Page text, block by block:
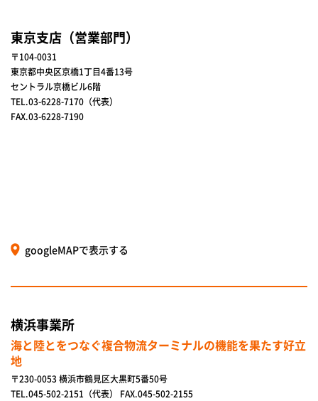
東京支店（営業部門）
〒104-0031
東京都中央区京橋1丁目4番13号
セントラル京橋ビル6階
TEL.03-6228-7170（代表）
FAX.03-6228-7190
googleMAPで表示する
横浜事業所
海と陸とをつなぐ複合物流ターミナルの機能を果たす好立
地
〒230-0053 横浜市鶴見区大黒町5番50号
TEL.045-502-2151（代表） FAX.045-502-2155